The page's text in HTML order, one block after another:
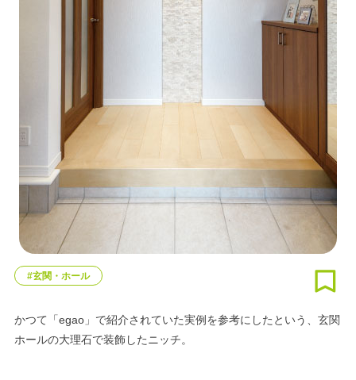
#玄関・ホール
かつて「egao」で紹介されていた実例を参考にしたという、玄関
ホールの大理石で装飾したニッチ。